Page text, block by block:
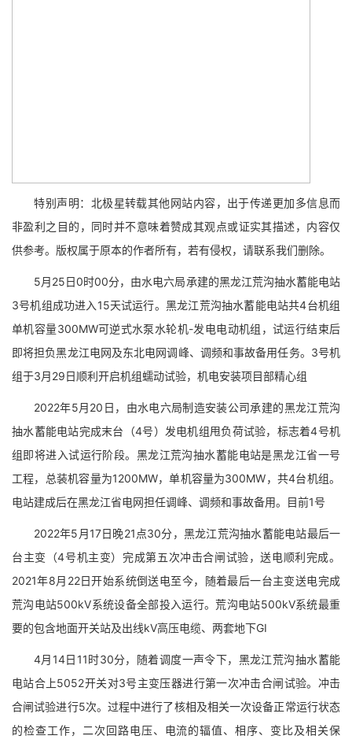
特别声明：北极星转载其他网站内容，出于传递更加多信息而
非盈利之目的，同时并不意味着赞成其观点或证实其描述，内容仅
供参考。版权属于原本的作者所有，若有侵权，请联系我们删除。
5月25日0时00分，由水电六局承建的黑龙江荒沟抽水蓄能电站
3号机组成功进入15天试运行。黑龙江荒沟抽水蓄能电站共4台机组
单机容量300MW可逆式水泵水轮机-发电电动机组，试运行结束后
即将担负黑龙江电网及东北电网调峰、调频和事故备用任务。3号机
组于3月29日顺利开启机组蠕动试验，机电安装项目部精心组
2022年5月20日，由水电六局制造安装公司承建的黑龙江荒沟
抽水蓄能电站完成末台（4号）发电机组甩负荷试验，标志着4号机
组即将进入试运行阶段。黑龙江荒沟抽水蓄能电站是黑龙江省一号
工程，总装机容量为1200MW，单机容量为300MW，共4台机组。
电站建成后在黑龙江省电网担任调峰、调频和事故备用。目前1号
2022年5月17日晚21点30分，黑龙江荒沟抽水蓄能电站最后一
台主变（4号机主变）完成第五次冲击合闸试验，送电顺利完成。
2021年8月22日开始系统倒送电至今，随着最后一台主变送电完成
荒沟电站500kV系统设备全部投入运行。荒沟电站500kV系统最重
要的包含地面开关站及出线kV高压电缆、两套地下GI
4月14日11时30分，随着调度一声令下，黑龙江荒沟抽水蓄能
电站合上5052开关对3号主变压器进行第一次冲击合闸试验。冲击
合闸试验进行5次。过程中进行了核相及相关一次设备正常运行状态
的检查工作，二次回路电压、电流的辐值、相序、变比及相关保